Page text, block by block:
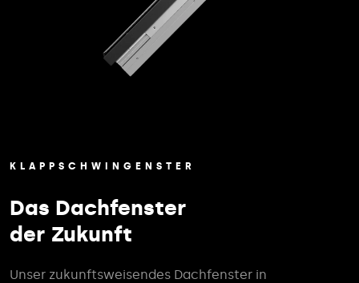
KLAPPSCHWINGENSTER
Das Dachfenster
der Zukunft
Unser zukunftsweisendes Dachfenster in